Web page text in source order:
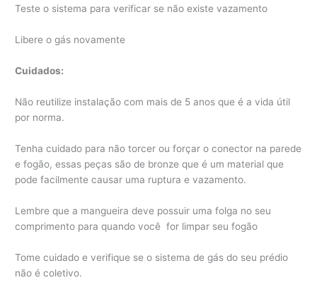
Teste o sistema para verificar se não existe vazamento
Libere o gás novamente
Cuidados:
Não reutilize instalação com mais de 5 anos que é a vida útil
por norma.
Tenha cuidado para não torcer ou forçar o conector na parede
e fogão, essas peças são de bronze que é um material que
pode facilmente causar uma ruptura e vazamento.
Lembre que a mangueira deve possuir uma folga no seu
comprimento para quando você for limpar seu fogão
Tome cuidado e verifique se o sistema de gás do seu prédio
não é coletivo.